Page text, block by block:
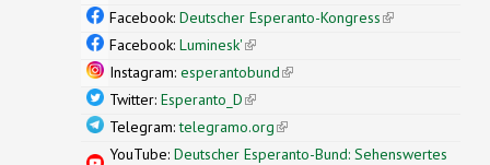
external)
Facebook: Deutscher Esperanto-Kongress(link is
Facebook: Luminesk'(link is external)
Instagram: esperantobund(link is external)
Twitter: Esperanto_D(link is external)
Telegram:telegramo.org(link is external)
YouTube: Deutscher Esperanto-Bund: Sehenswertes